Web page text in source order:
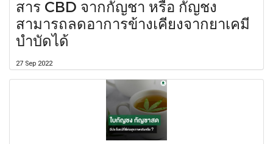
สาร CBD จากกัญชา หรือ กัญชง
สามารถลดอาการข้างเคียงจากยาเคมี
บำบัดได้
27 Sep 2022